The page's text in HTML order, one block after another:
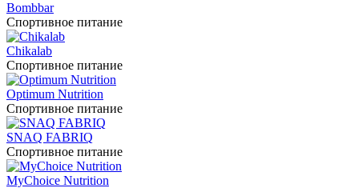
Bombbar
Спортивное питание
Chikalab
Спортивное питание
Optimum Nutrition
Спортивное питание
SNAQ FABRIQ
Спортивное питание
MyChoice Nutrition